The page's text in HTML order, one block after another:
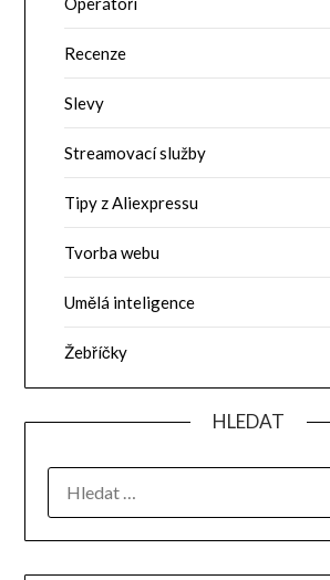
Recenze
Slevy
Streamovací služby
Tipy z Aliexpressu
Tvorba webu
Umělá inteligence
Žebříčky
HLEDAT